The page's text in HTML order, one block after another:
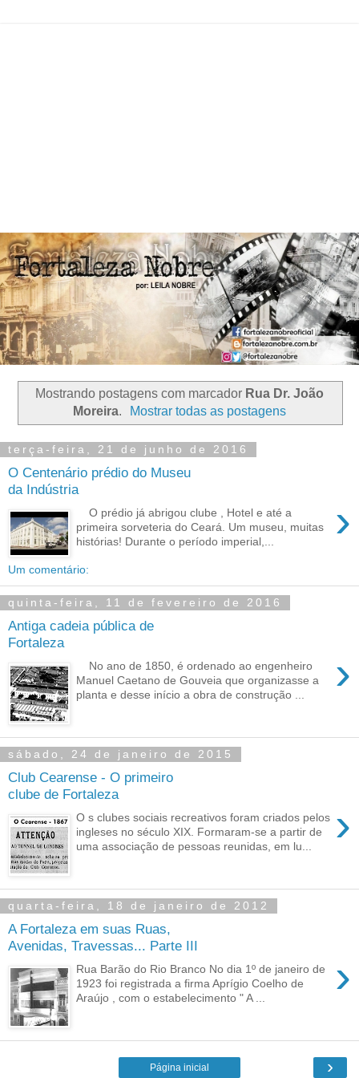
Mostrando postagens com marcador Rua Dr. João
Moreira. Mostrar todas as postagens
terça-feira, 21 de junho de 2016
O Centenário prédio do Museu
da Indústria
›
O prédio já abrigou clube , Hotel e até a
primeira sorveteria do Ceará. Um museu, muitas
histórias! Durante o período imperial,...
Um comentário:
quinta-feira, 11 de fevereiro de 2016
Antiga cadeia pública de
Fortaleza
›
No ano de 1850, é ordenado ao engenheiro
Manuel Caetano de Gouveia que organizasse a
planta e desse início a obra de construção ...
sábado, 24 de janeiro de 2015
Club Cearense - O primeiro
clube de Fortaleza
›
O s clubes sociais recreativos foram criados pelos
ingleses no século XIX. Formaram-se a partir de
uma associação de pessoas reunidas, em lu...
quarta-feira, 18 de janeiro de 2012
A Fortaleza em suas Ruas,
Avenidas, Travessas... Parte III
›
Rua Barão do Rio Branco No dia 1º de janeiro de
1923 foi registrada a firma Aprígio Coelho de
Araújo , com o estabelecimento " A ...
›
Página inicial